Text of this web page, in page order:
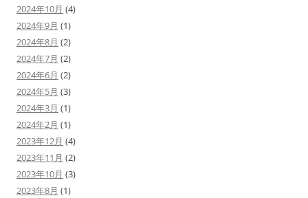
2024年10月 (4)
2024年9月 (1)
2024年8月 (2)
2024年7月 (2)
2024年6月 (2)
2024年5月 (3)
2024年3月 (1)
2024年2月 (1)
2023年12月 (4)
2023年11月 (2)
2023年10月 (3)
2023年8月 (1)